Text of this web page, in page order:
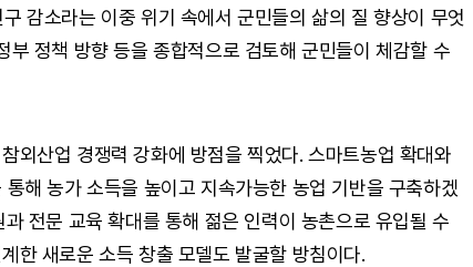
감소라는 이중 위기 속에서 군민들의 삶의 질 향상이 무엇
정책 방향 등을 종합적으로 검토해 군민들이 체감할 수
외산업 경쟁력 강화에 방점을 찍었다. 스마트농업 확대와
해 농가 소득을 높이고 지속가능한 농업 기반을 구축하겠
전문 교육 확대를 통해 젊은 인력이 농촌으로 유입될 수
한 새로운 소득 창출 모델도 발굴할 방침이다.